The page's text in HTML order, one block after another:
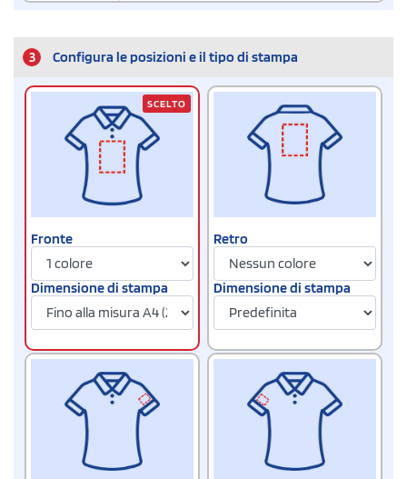
3 Configura le posizioni e il tipo di stampa
Fronte
Dimensione di stampa
SCELTO
Retro
Dimensione di stampa